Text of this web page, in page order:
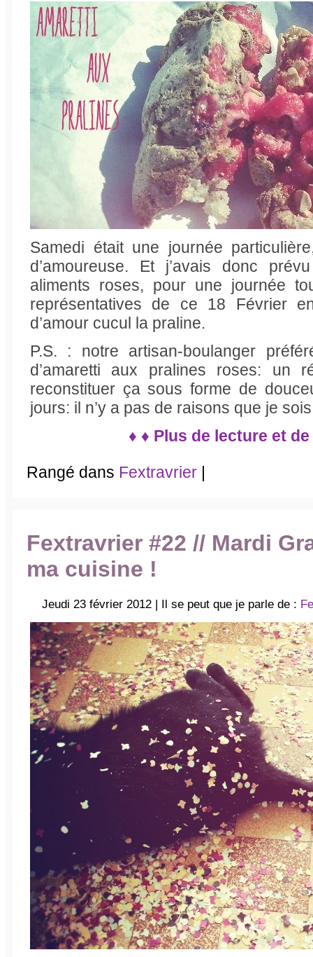
Samedi était une journée
d’amoureuse. Et j’avais donc
aliments roses, pour une journée
représentatives de ce 18 Février
d’amour cucul la praline.
P.S. : notre artisan-boulanger
d’amaretti aux pralines roses: un
reconstituer ça sous forme de
jours: il n’y a pas de raisons que je
♦ ♦ Plus de lecture et
Rangé dans Fextravrier |
Fextravrier #22 // Mardi
ma cuisine !
Jeudi 23 février 2012 | Il se peut que je parle de :